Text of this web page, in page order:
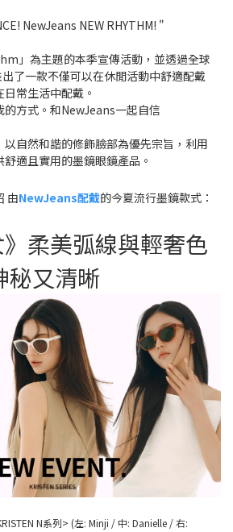
NewJeans NEW RHYTHM! "
」為主題的本季宣傳活動，並透過全球
了一款不僅可以在休閒活動中舒適配戴
常生活中配戴。
方式。和NewJeans一起自信
以自然和諧的修飾臉部為優先宗旨，利用
適且實用的墨鏡眼鏡產品。
由NewJeans配戴的今夏流行墨鏡款式：
柔美弧線與輕奢色
秘又清晰
N系列> (左: Minji / 中: Danielle / 右: